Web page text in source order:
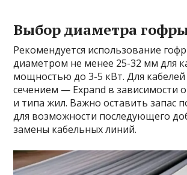
Выбор диаметра
Рекомендуется использование
диаметром не менее 25-32 мм для
мощностью до 3-5 кВт. Для
сечением — Expand в зависимости
и типа жил. Важно оставить запас
для возможности последующего
замены кабельных линий.